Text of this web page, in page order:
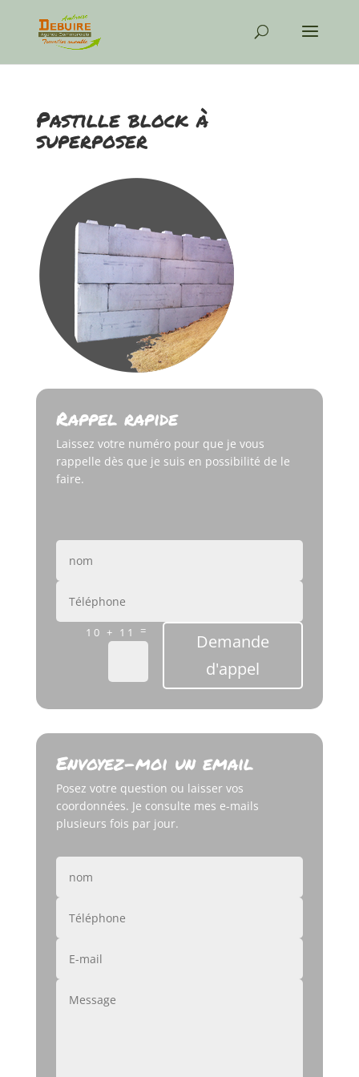
Pastille block à
superposer
Rappel rapide
Laissez votre numéro pour que je vous
rappelle dès que je suis en possibilité de le
faire.
10 + 11 =
Demande
d'appel
Envoyez-moi un email
Posez votre question ou laisser vos
coordonnées. Je consulte mes e-mails
plusieurs fois par jour.